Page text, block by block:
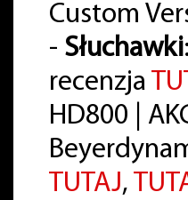
Custom
- Słuchawki
recenzja
HD800 |
TUTAJ,